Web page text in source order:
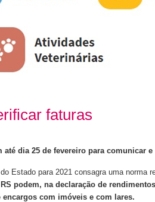
faturas
até dia 25 de fevereiro para comunicar
Estado para 2021 consagra uma norma
podem, na declaração de
encargos com imóveis e com lares.